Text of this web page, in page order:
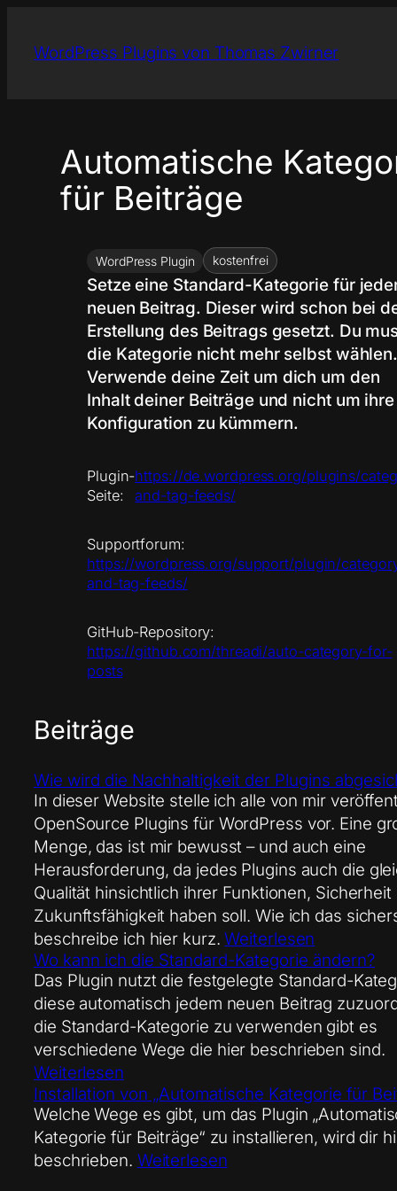
springen
WordPress Plugins von Thomas Zwirner
Automatische
für Beiträge
WordPress Plugin kostenfrei
Setze eine Standard-Kategorie für
neuen Beitrag. Dieser wird schon bei
Erstellung des Beitrags gesetzt. Du
die Kategorie nicht mehr selbst
Verwende deine Zeit um dich um den
Inhalt deiner Beiträge und nicht um ihre
Konfiguration zu kümmern.
Plugin-
Seite:
https://de.wordpress.org/plugins/
and-tag-feeds/
Supportforum:
https://wordpress.org/support/plugin/
and-tag-feeds/
GitHub-Repository:
https://github.com/threadi/auto-category-for-
posts
Beiträge
Wie wird die Nachhaltigkeit der Plugins
In dieser Website stelle ich alle von mir
OpenSource Plugins für WordPress vor. Eine
Menge, das ist mir bewusst – und auch eine
Herausforderung, da jedes Plugins auch die
Qualität hinsichtlich ihrer Funktionen, Sicherheit
Zukunftsfähigkeit haben soll. Wie ich das
beschreibe ich hier kurz.Weiterlesen
Wo kann ich die Standard-Kategorie ändern?
Das Plugin nutzt die festgelegte Standard-
diese automatisch jedem neuen Beitrag
die Standard-Kategorie zu verwenden gibt es
verschiedene Wege die hier beschrieben sind.
Weiterlesen
Installation von „Automatische Kategorie für
Welche Wege es gibt, um das Plugin
Kategorie für Beiträge“ zu installieren, wird dir
beschrieben. Weiterlesen